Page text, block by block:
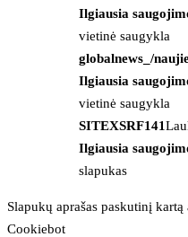
Ilgiausia
vietinė saugykla
globalnews_/
Ilgiausia
vietinė saugykla
SITEXSRF141
Ilgiausia
slapukas
Slapukų aprašas paskutinį
Cookiebot